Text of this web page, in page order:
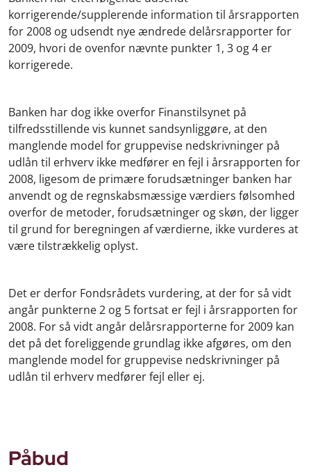
korrigerende/supplerende information til årsrapporten
for 2008 og udsendt nye ændrede delårsrapporter for
2009, hvori de ovenfor nævnte punkter 1, 3 og 4 er
korrigerede.
Banken har dog ikke overfor Finanstilsynet på
tilfredsstillende vis kunnet sandsynliggøre, at den
manglende model for gruppevise nedskrivninger på
udlån til erhverv ikke medfører en fejl i årsrapporten for
2008, ligesom de primære forudsætninger banken har
anvendt og de regnskabsmæssige værdiers følsomhed
overfor de metoder, forudsætninger og skøn, der ligger
til grund for beregningen af værdierne, ikke vurderes at
være tilstrækkelig oplyst.
Det er derfor Fondsrådets vurdering, at der for så vidt
angår punkterne 2 og 5 fortsat er fejl i årsrapporten for
2008. For så vidt angår delårsrapporterne for 2009 kan
det på det foreliggende grundlag ikke afgøres, om den
manglende model for gruppevise nedskrivninger på
udlån til erhverv medfører fejl eller ej.
Påbud